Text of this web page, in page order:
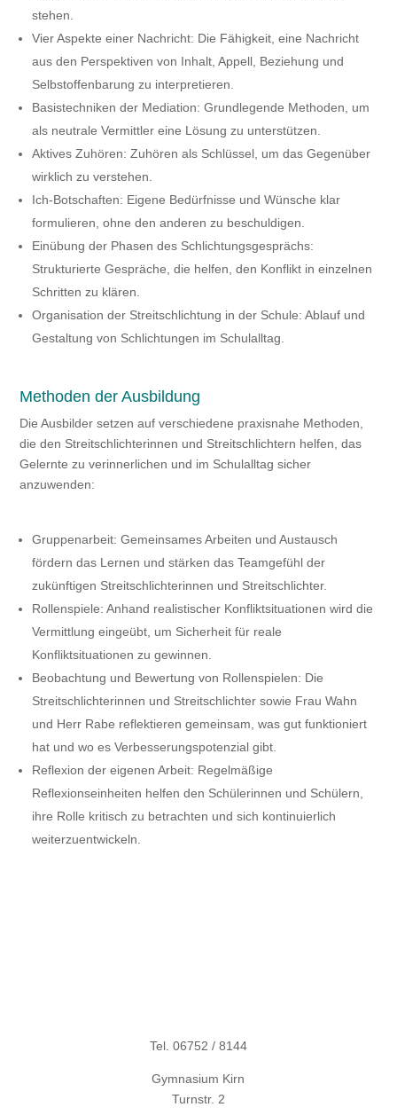
stehen.
Vier Aspekte einer Nachricht: Die Fähigkeit, eine Nachricht
aus den Perspektiven von Inhalt, Appell, Beziehung und
Selbstoffenbarung zu interpretieren.
Basistechniken der Mediation: Grundlegende Methoden, um
als neutrale Vermittler eine Lösung zu unterstützen.
Aktives Zuhören: Zuhören als Schlüssel, um das Gegenüber
wirklich zu verstehen.
Ich-Botschaften: Eigene Bedürfnisse und Wünsche klar
formulieren, ohne den anderen zu beschuldigen.
Einübung der Phasen des Schlichtungsgesprächs:
Strukturierte Gespräche, die helfen, den Konflikt in einzelnen
Schritten zu klären.
Organisation der Streitschlichtung in der Schule: Ablauf und
Gestaltung von Schlichtungen im Schulalltag.
Methoden der Ausbildung
Die Ausbilder setzen auf verschiedene praxisnahe Methoden,
die den Streitschlichterinnen und Streitschlichtern helfen, das
Gelernte zu verinnerlichen und im Schulalltag sicher
anzuwenden:
Gruppenarbeit: Gemeinsames Arbeiten und Austausch
fördern das Lernen und stärken das Teamgefühl der
zukünftigen Streitschlichterinnen und Streitschlichter.
Rollenspiele: Anhand realistischer Konfliktsituationen wird die
Vermittlung eingeübt, um Sicherheit für reale
Konfliktsituationen zu gewinnen.
Beobachtung und Bewertung von Rollenspielen: Die
Streitschlichterinnen und Streitschlichter sowie Frau Wahn
und Herr Rabe reflektieren gemeinsam, was gut funktioniert
hat und wo es Verbesserungspotenzial gibt.
Reflexion der eigenen Arbeit: Regelmäßige
Reflexionseinheiten helfen den Schülerinnen und Schülern,
ihre Rolle kritisch zu betrachten und sich kontinuierlich
weiterzuentwickeln.
Tel. 06752 / 8144
Gymnasium Kirn
Turnstr. 2